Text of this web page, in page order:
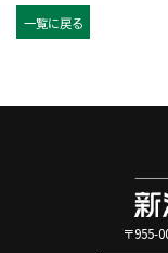
一覧に戻る
〒955-